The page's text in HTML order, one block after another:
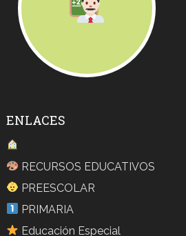
ENLACES
RECURSOS EDUCATIVOS
PREESCOLAR
PRIMARIA
Educación Especial